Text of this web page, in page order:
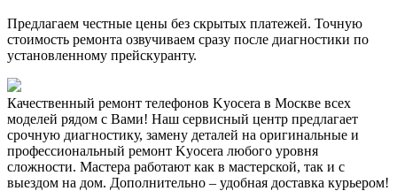
Предлагаем честные цены без скрытых платежей. Точную
стоимость ремонта озвучиваем сразу после диагностики по
установленному прейскуранту.
Качественный ремонт телефонов Kyocera в Москве всех
моделей рядом с Вами! Наш сервисный центр предлагает
срочную диагностику, замену деталей на оригинальные и
профессиональный ремонт Kyocera любого уровня
сложности. Мастера работают как в мастерской, так и с
выездом на дом. Дополнительно – удобная доставка курьером!